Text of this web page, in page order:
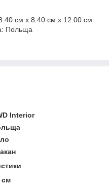
cм x 8.40 cм x 12.00 cм
Польща
Interior
см